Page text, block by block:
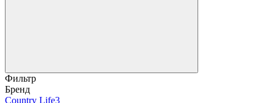
Фильтр
Бренд
Country Life3